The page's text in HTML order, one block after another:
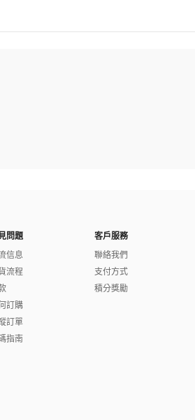
問題
信息
流程
訂購
訂單
指南
客戶服務
聯絡我們
支付方式
積分獎勵